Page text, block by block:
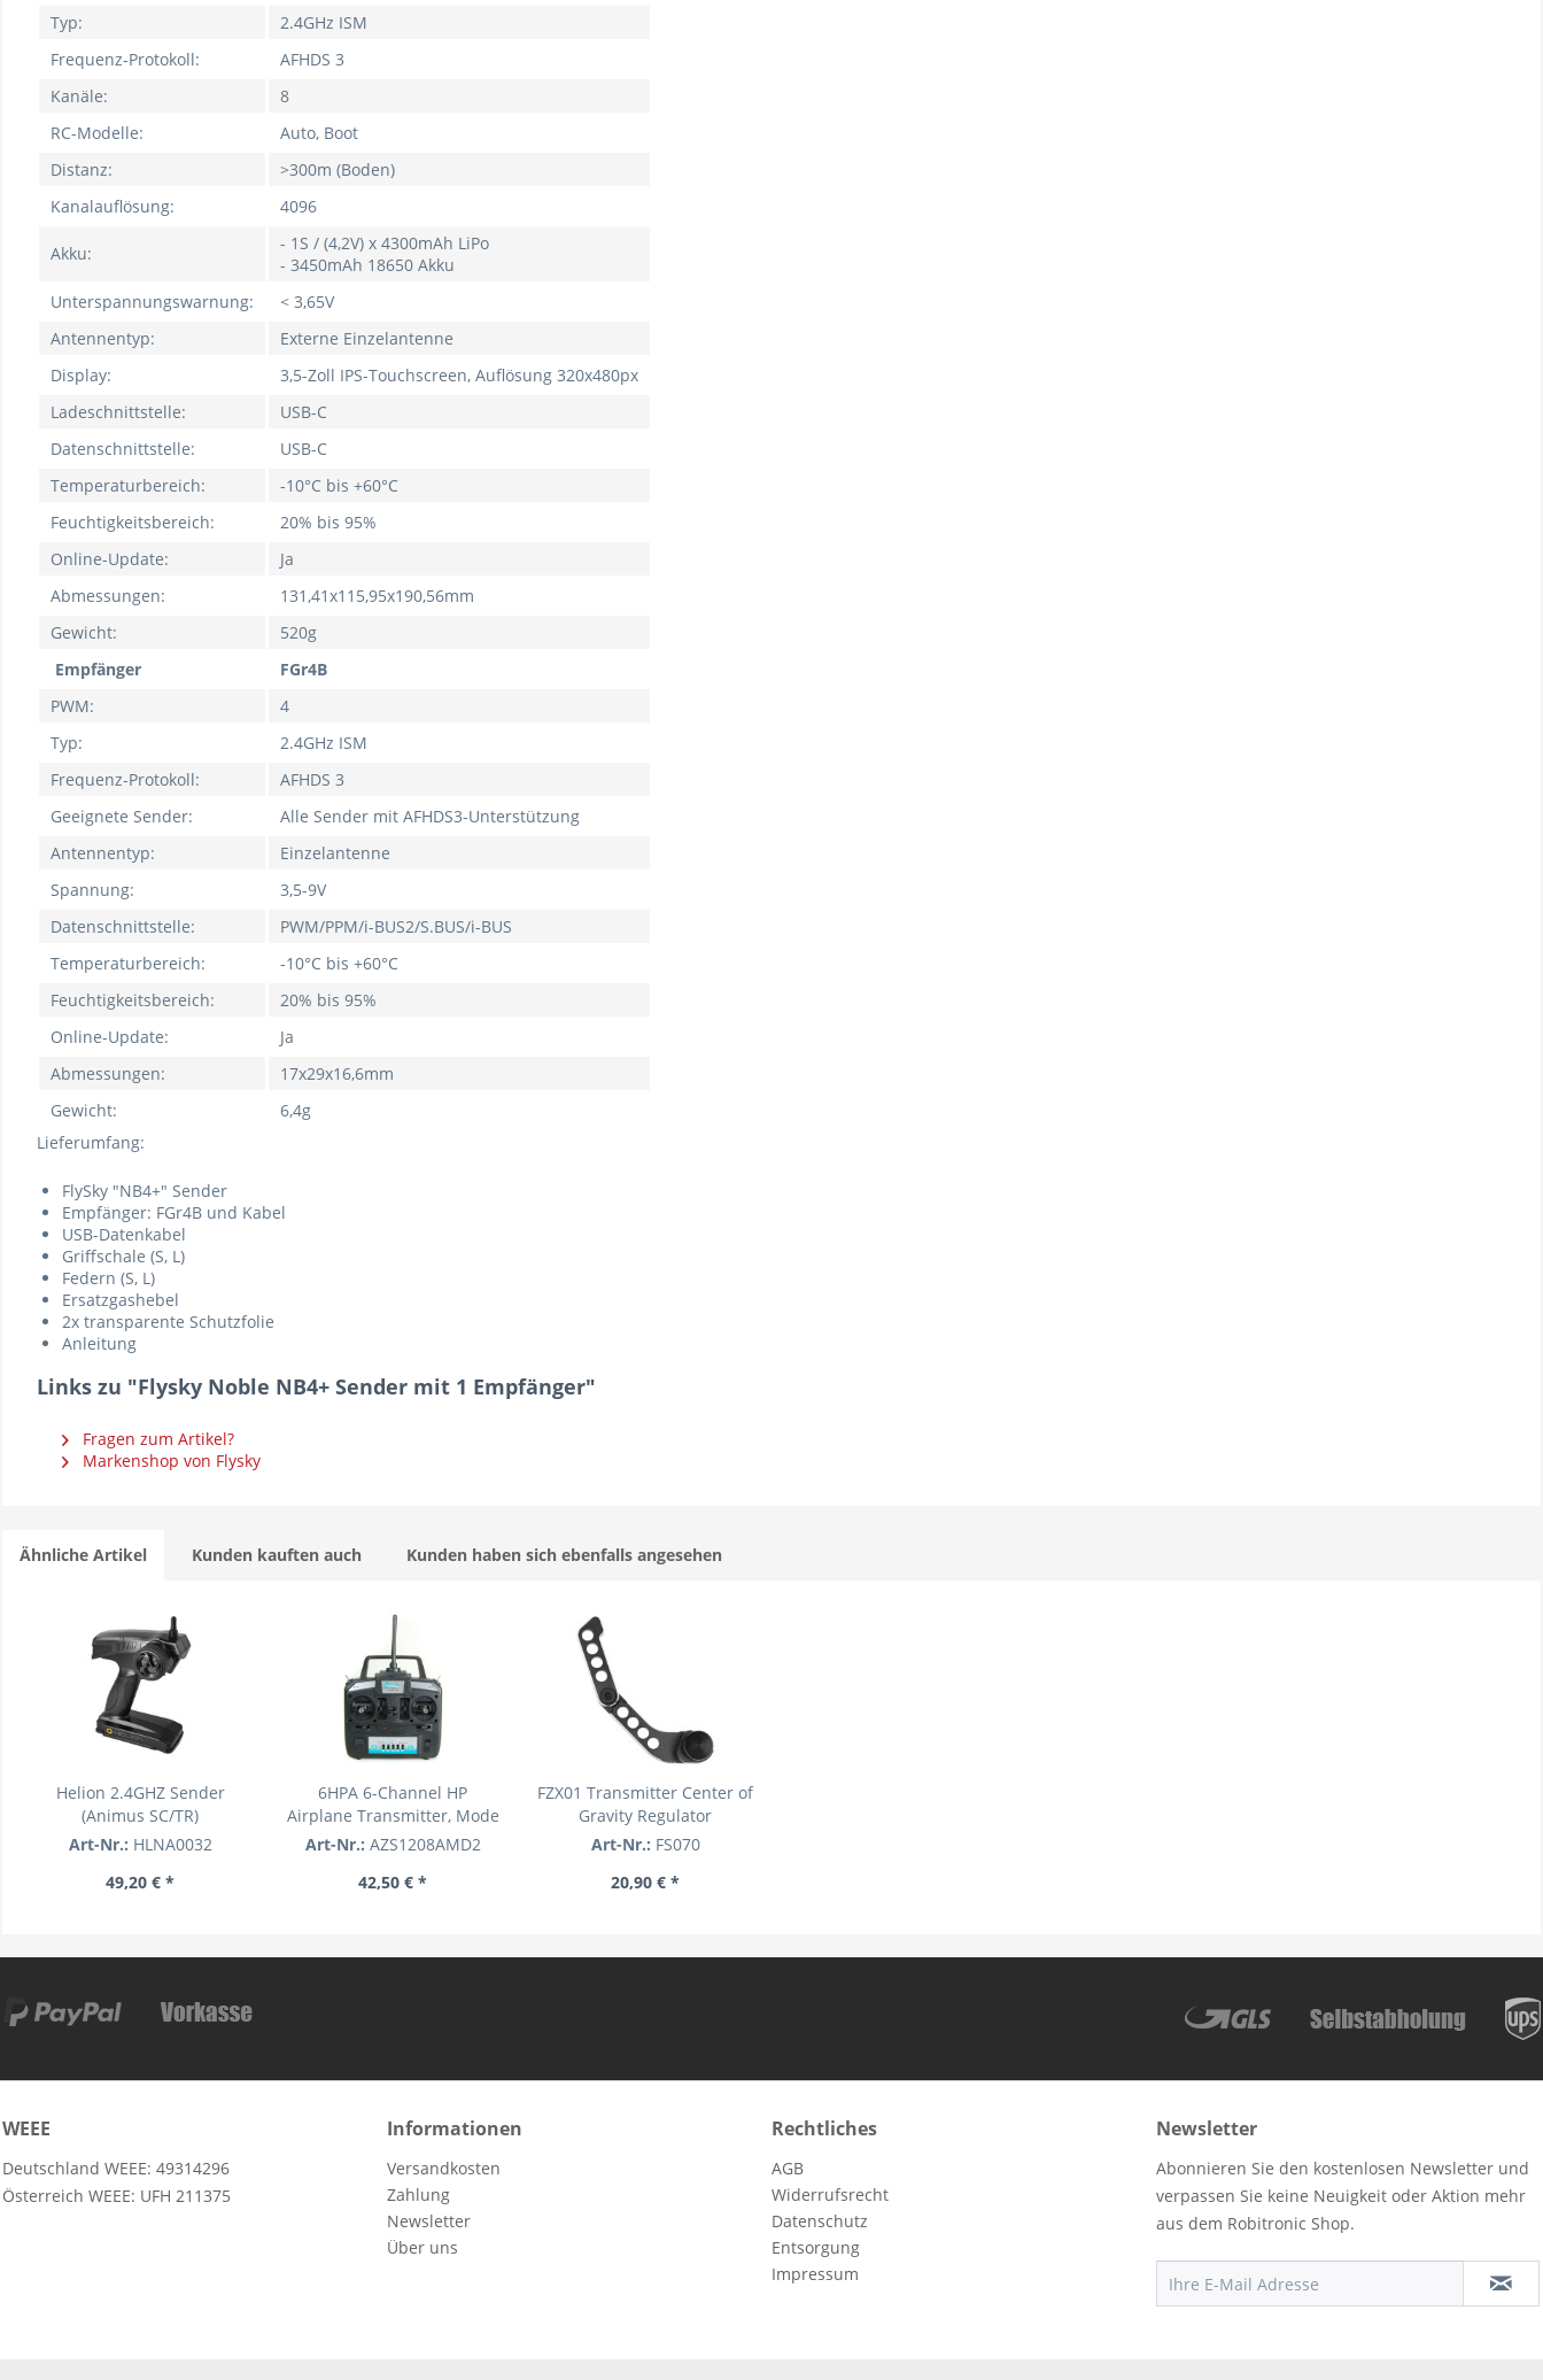
Typ:
2.4GHz ISM
Frequenz-Protokoll:
AFHDS 3
Kanäle:
8
RC-Modelle:
Auto, Boot
Distanz:
>300m (Boden)
Kanalauflösung:
4096
Akku:
- 1S / (4,2V) x 4300mAh LiPo
- 3450mAh 18650 Akku
Unterspannungswarnung:
< 3,65V
Antennentyp:
Externe Einzelantenne
Display:
3,5-Zoll IPS-Touchscreen, Auflösung 320x480px
Ladeschnittstelle:
USB-C
Datenschnittstelle:
USB-C
Temperaturbereich:
-10°C bis +60°C
Feuchtigkeitsbereich:
20% bis 95%
Online-Update:
Ja
Abmessungen:
131,41x115,95x190,56mm
Gewicht:
520g
Empfänger
FGr4B
PWM:
4
Typ:
2.4GHz ISM
Frequenz-Protokoll:
AFHDS 3
Geeignete Sender:
Alle Sender mit AFHDS3-Unterstützung
Antennentyp:
Einzelantenne
Spannung:
3,5-9V
Datenschnittstelle:
PWM/PPM/i-BUS2/S.BUS/i-BUS
Temperaturbereich:
-10°C bis +60°C
Feuchtigkeitsbereich:
20% bis 95%
Online-Update:
Ja
Abmessungen:
17x29x16,6mm
Gewicht:
6,4g
Lieferumfang:
FlySky "NB4+" Sender
Empfänger: FGr4B und Kabel
USB-Datenkabel
Griffschale (S, L)
Federn (S, L)
Ersatzgashebel
2x transparente Schutzfolie
Anleitung
Links zu "Flysky Noble NB4+ Sender mit 1 Empfänger"
Fragen zum Artikel?
Markenshop von Flysky
Ähnliche Artikel Kunden kauften auch Kunden haben sich ebenfalls angesehen
Helion 2.4GHZ Sender
(Animus SC/TR)
Art-Nr.: HLNA0032
49,20 € *
6HPA 6-Channel HP
Airplane Transmitter, Mode
2: Gamma 370
Art-Nr.: AZS1208AMD2
42,50 € *
FZX01 Transmitter Center of
Gravity Regulator
Art-Nr.: FS070
20,90 € *
WEEE
Deutschland WEEE: 49314296
Österreich WEEE: UFH 211375
Informationen
Versandkosten
Zahlung
Newsletter
Über uns
Rechtliches
AGB
Widerrufsrecht
Datenschutz
Entsorgung
Impressum
Newsletter
Abonnieren Sie den kostenlosen Newsletter und
verpassen Sie keine Neuigkeit oder Aktion mehr
aus dem Robitronic Shop.